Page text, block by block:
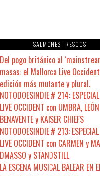
SALMONES FRESCOS
Del pogo británico al
masas: el Mallorca Live
edición más mutante y plural.
NOTODOESINDIE # 214:
LIVE OCCIDENT con UMBRA, LEÓN
BENAVENTE y KAISER CHIEFS
NOTODOESINDIE # 213:
LIVE OCCIDENT con CARMEN y
DMASSO y STANDSTILL
LA ESCENA MUSICAL BALEAR EN